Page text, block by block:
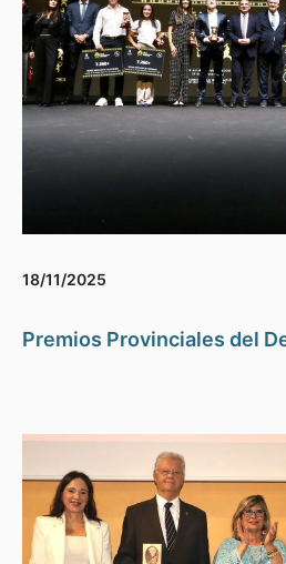
18/11/2025
Premios Provinciales del